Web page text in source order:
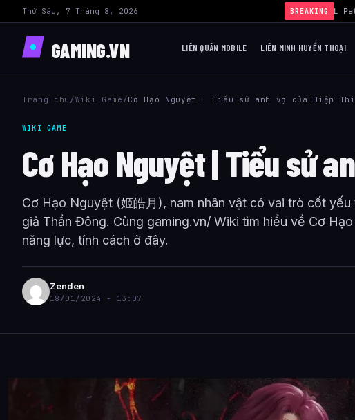
Thứ Sáu, 7 Tháng 8, 2026 BREAKING
Build Yasuo LOL
GAMING.VN LIÊN QUÂN MOBILE LIÊN MINH HUYỀN THOẠI
Trang chu /Wiki Game /Cơ Hạo Nguyệt | Tiểu sử anh vợ của Diệp
WIKI GAME
Cơ Hạo Nguyệt | Tiểu sử
Cơ Hạo Nguyệt (姬皓月), nam nhân vật có vai trò cốt
giả Thần Đông. Cùng gaming.vn/ Wiki tìm hiểu về Cơ
năng lực, tính cách ở đây.
Zenden
18/01/2024 - 13:07